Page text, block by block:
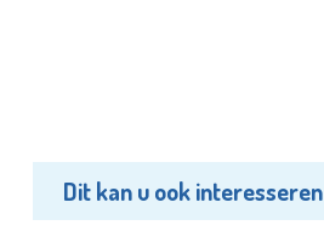
Dit kan u ook interesseren